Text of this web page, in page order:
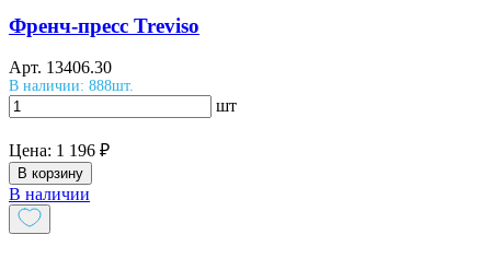
Френч-пресс Treviso
Арт. 13406.30
В наличии: 888шт.
шт
Цена: 1 196 ₽
В корзину
В наличии